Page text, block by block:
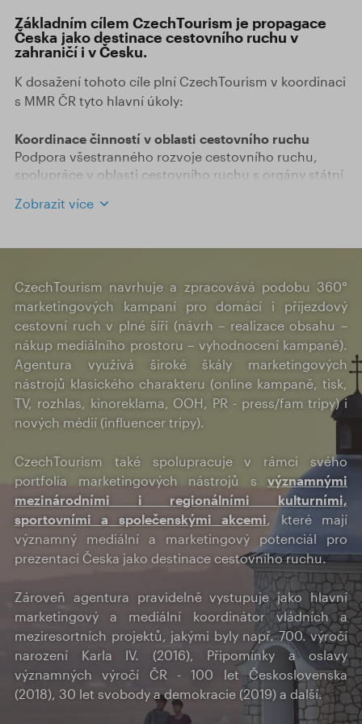
Základním cílem CzechTourism je propagace
Česka jako destinace cestovního ruchu v
zahraničí i v Česku.
K dosažení tohoto cíle plní CzechTourism v koordinaci
s MMR ČR tyto hlavní úkoly:
Koordinace činností v oblasti cestovního ruchu
Podpora všestranného rozvoje cestovního ruchu,
spolupráce v oblasti cestovního ruchu s orgány státní
školami, výzkumnými a poradenskými institucemi a
ústavy a další činnosti související se zajištěním
Destinační marketing
Zajišťování, podpora a koordinace marketingových
aktivit na domácím a zahraničním trhu, vytváření
příznivého image turistické destinace "Česko" a její
prosazování na domácím a zejména zahraničním trhu,
stanovení a rozpracování prioritních produktů,
charakteristických pro destinaci Česko, podpora
tvorby produktů cestovního ruchu se šetrným
propagačních materiálů o Česku v příslušných
jazykových verzích, spolupráce s regiony v ČR,
angažovanost při vzniku přirozených oblastí
cestovního ruchu, působení při jejich turistickém
rozvoji a zatraktivnění, zakládání zastoupení v
zahraničí s cílem informovat zahraniční novináře,
odbornou i nejširší veřejnost o nabídce cestovního
ruchu v Česku, všestranně podporovat prodej
národních produktů cestovního ruchu a další činnosti
související se zajištěním úkolů destinačního
marketingu.
Mediální prezentace ČR, odvětví cestovního ruchu i
agentury CzechTourism
Zabezpečování spolupráce s domácími i zahraničními
Zobrazit více
CzechTourism navrhuje a zpracovává podobu 360°
marketingových kampaní pro domácí i příjezdový
cestovní ruch v plné šíři (návrh – realizace obsahu –
nákup mediálního prostoru – vyhodnocení kampaně).
Agentura využívá široké škály marketingových
nástrojů klasického charakteru (online kampaně, tisk,
TV, rozhlas, kinoreklama, OOH, PR - press/fam tripy) i
nových médií (influencer tripy).
CzechTourism také spolupracuje v rámci svého
portfolia marketingových nástrojů s významnými
mezinárodními i regionálními kulturními,
sportovními a společenskými akcemi, které mají
významný mediální a marketingový potenciál pro
prezentaci Česka jako destinace cestovního ruchu.
Zároveň agentura pravidelně vystupuje jako hlavní
marketingový a mediální koordinátor vládních a
meziresortních projektů, jakými byly např. 700. výročí
narození Karla IV. (2016), Připomínky a oslavy
významných výročí ČR - 100 let Československa
(2018), 30 let svobody a demokracie (2019) a další.